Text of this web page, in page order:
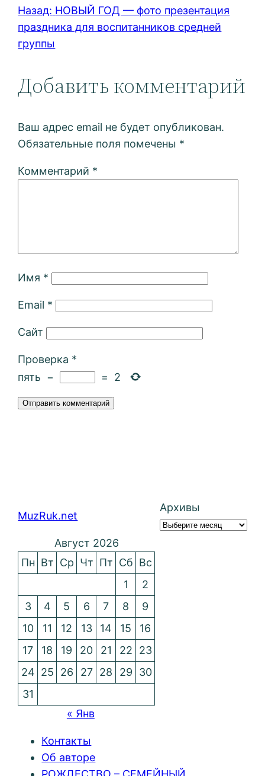
Назад: НОВЫЙ ГОД — фото презентация
праздника для воспитанников средней
группы
Добавить комментарий
Ваш адрес email не будет опубликован.
Обязательные поля помечены *
Комментарий *
Имя *
Email *
Сайт
Проверка *
пять − = 2
MuzRuk.net
Архивы
Август 2026
Пн Вт Ср Чт Пт Сб Вс
1
2
3
4 5 6 7 8
9
10
11 12 13 14 15
16
17
18 19 20 21 22
23
24 25 26 27 28 29
30
31
« Янв
Контакты
Об авторе